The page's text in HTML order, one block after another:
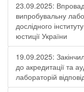
23.09.2025:
випробувальну
дослідного
юстиції України
19.09.2025:
до акредитації та
лабораторій